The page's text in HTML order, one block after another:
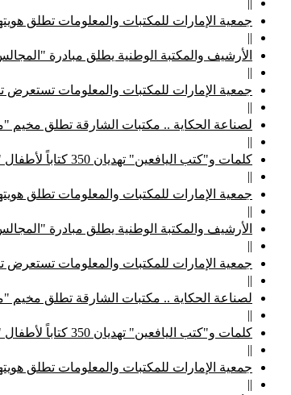
||
جمعية الإمارات للمكتبات والمعلومات تطلق
||
الأرشيف والمكتبة الوطنية يطلق مبادرة
||
جمعية الإمارات للمكتبات والمعلومات تستعرض
||
لصناعة الحكاية .. مكتبات الشارقة تطلق مخيم
||
كلمات و"كتب اليافعين" تهديان 350 كتاباً لأطفال "الإمارات الإنسانية"
||
جمعية الإمارات للمكتبات والمعلومات تطلق
||
الأرشيف والمكتبة الوطنية يطلق مبادرة
||
جمعية الإمارات للمكتبات والمعلومات تستعرض
||
لصناعة الحكاية .. مكتبات الشارقة تطلق مخيم
||
كلمات و"كتب اليافعين" تهديان 350 كتاباً لأطفال "الإمارات الإنسانية"
||
جمعية الإمارات للمكتبات والمعلومات تطلق
||